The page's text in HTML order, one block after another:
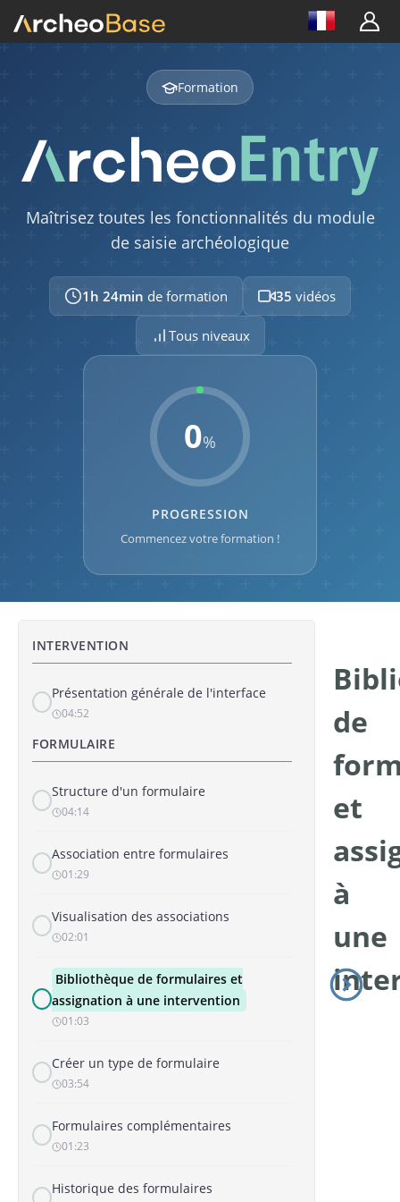
Formation
Maîtrisez toutes les fonctionnalités du module
de saisie archéologique
1h 24min de formation 35 vidéos
Tous niveaux
0%
PROGRESSION
Commencez votre formation !
INTERVENTION
Présentation générale de l'interface
04:52
FORMULAIRE
Structure d'un formulaire
04:14
Association entre formulaires
01:29
Visualisation des associations
02:01
Bibliothèque de formulaires et
assignation à une intervention
01:03
Créer un type de formulaire
03:54
Formulaires complémentaires
01:23
Historique des formulaires
de
et
à
une